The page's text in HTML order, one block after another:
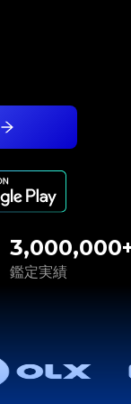
鑑定実績